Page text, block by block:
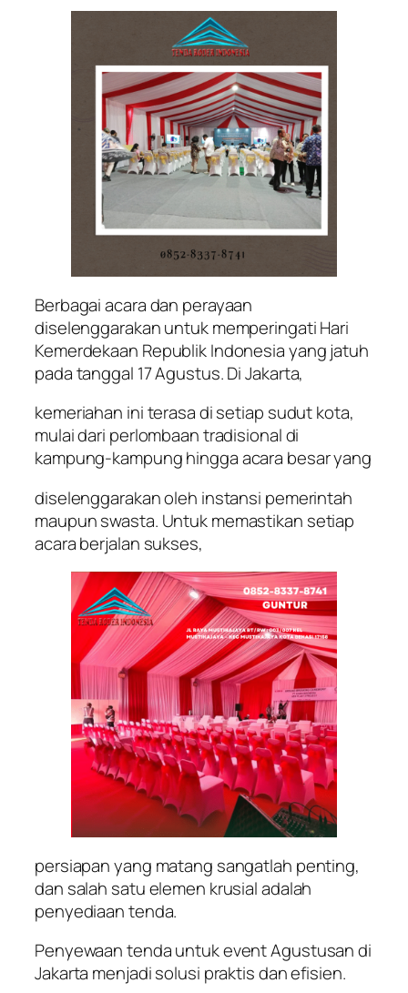
Berbagai acara dan perayaan
diselenggarakan untuk memperingati Hari
Kemerdekaan Republik Indonesia yang jatuh
pada tanggal 17 Agustus. Di Jakarta,
kemeriahan ini terasa di setiap sudut kota,
mulai dari perlombaan tradisional di
kampung-kampung hingga acara besar yang
diselenggarakan oleh instansi pemerintah
maupun swasta. Untuk memastikan setiap
acara berjalan sukses,
persiapan yang matang sangatlah penting,
dan salah satu elemen krusial adalah
penyediaan tenda.
Penyewaan tenda untuk event Agustusan di
Jakarta menjadi solusi praktis dan efisien.